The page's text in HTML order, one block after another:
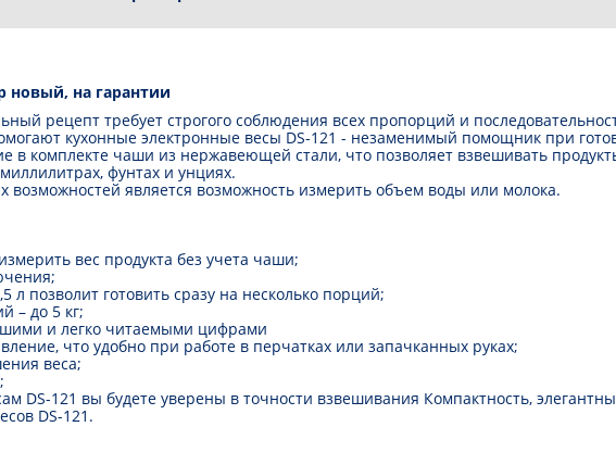
новый, на гарантии
рецепт требует строгого соблюдения всех пропорций и
кухонные электронные весы DS-121 - незаменимый помощник при
в комплекте чаши из нержавеющей стали, что позволяет взвешивать
фунтах и унциях.
возможностей является возможность измерить объем воды или молока.
вес продукта без учета чаши;
позволит готовить сразу на несколько порций;
– до 5 кг;
и легко читаемыми цифрами
что удобно при работе в перчатках или запачканных руках;
веса;
DS-121 вы будете уверены в точности взвешивания Компактность,
DS-121.